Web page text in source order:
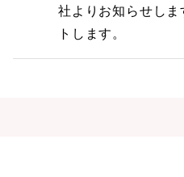
社よりお知らせし
トします。